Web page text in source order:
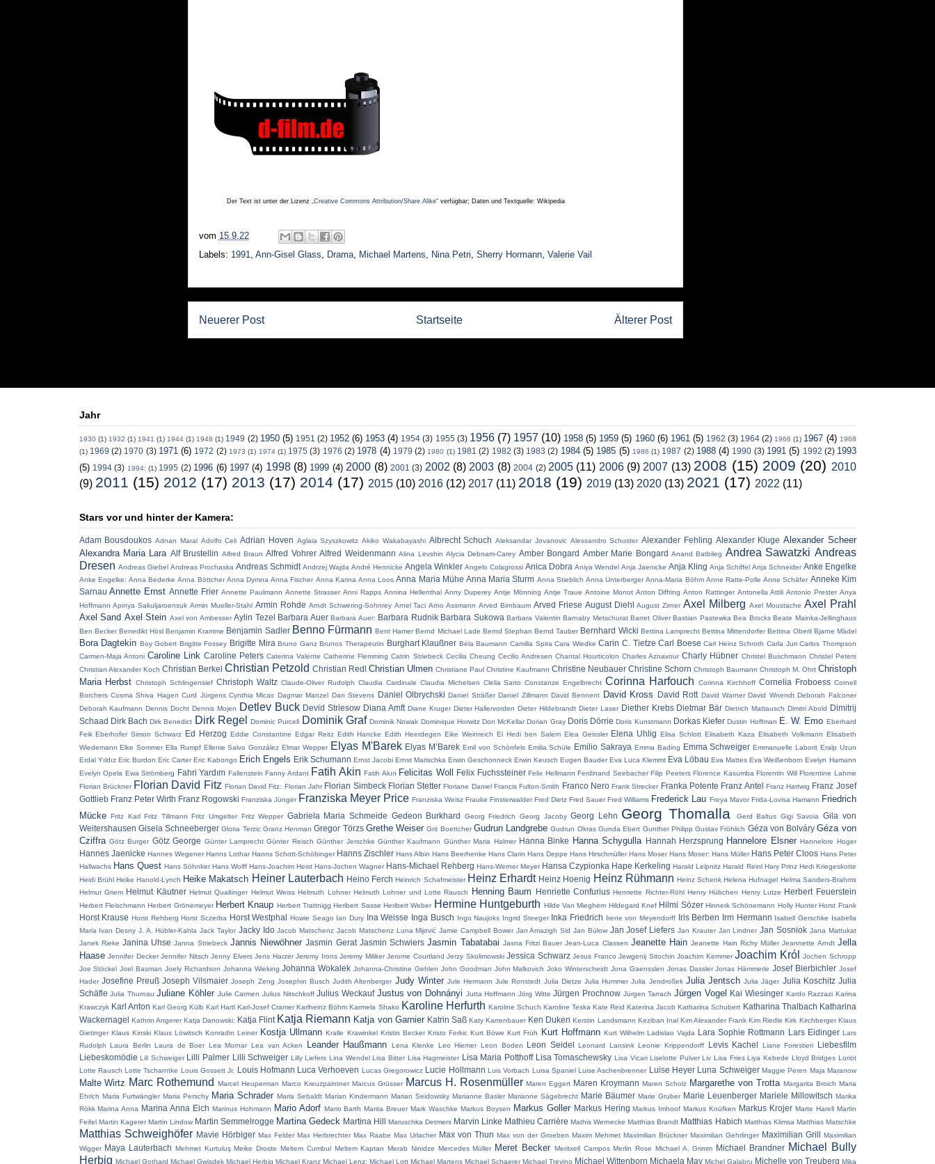
Der Text ist unter der Lizenz „Creative Commons Attribution/Share Alike“verfügbar; Daten und Textquelle: Wikipedia
vom 15.9.22
Labels: 1991 Ann-Gisel Glass Drama, Michael Martens Nina Petri Sherry Hormann, Valerie Vail
Neuerer Post Älterer Post
Startseite
Jahr
1930 (1) 1932 (1) 1941 (1) 1944 (1) 1948 (1) 1949 (2) 1950 (5) 1951 (2) 1952 (6) 1953 (4) 1954 (3) 1955 (3) 1956 (7) 1957 (10) 1958 (5) 1959 (5) 1960 (6) 1961 (5) 1962 (3) 1964 (2) 1966 (1) 1967 (4) 1968
(1) 1969 (2) 1970 (3) 1971 (6) 1972 (2) 1973 (1) 1974 (1) 1975 (3) 1976 (2) 1978 (4) 1979 (2) 1980 (1) 1981 (2) 1982 (3) 1983 (2) 1984 (5) 1985 (5) 1986 (1) 1987 (2) 1988 (4) 1990 (3) 1991 (5) 1992 (2) 1993
(5) 1994 (3) 1994: (1) 1995 (2) 1996 (6) 1997 (4) 1998 (8) 1999 (4) 2000 (8) 2001 (3) 2002 (8) 2003 (8) 2004 (2) 2005 (11) 2006 (9) 2007 (13) 2008 (15) 2009 (20) 2010
(9) 2011 (15) 2012 (17) 2013 (17) 2014 (17) 2015 (10) 2016 (12) 2017 (11) 2018 (19) 2019 (13) 2020 (13) 2021 (17) 2022 (11)
Stars vor und hinter der Kamera:
Adam Bousdoukos Adnan Maral Adolfo Celi Adrian Hoven Aglaia Szyszkowitz Akiko Wakabayashi Albrecht Schuch Aleksandar Jovanovic Alessandro Schuster Alexander Fehling Alexander Kluge Alexander Scheer
Alexandra Maria Lara Alf Brustellin Alfred Braun Alfred Vohrer Alfred Weidenmann Alina Levshin Alycia Debnam-Carey Amber Bongard Amber Marie Bongard Anand Batbileg Andrea Sawatzki Andreas
Dresen Andreas Giebel Andreas Prochaska Andreas Schmidt Andrzej Wajda André Hennicke Angela Winkler Angelo Colagrossi Anica Dobra Aniya Wendel Anja Jaenicke Anja Kling Anja Schiffel Anja Schneider Anke Engelke
Anke Engelke: Anna Bederke Anna Böttcher Anna Dymna Anna Fischer Anna Karina Anna Loos Anna Maria Mühe Anna Maria Sturm Anna Stieblich Anna Unterberger Anna-Maria Böhm Anne Ratte-Polle Anne Schäfer Anneke Kim
Sarnau Annette Ernst Annette Frier Annette Paulmann Annette Strasser Anni Rapps Annina Hellenthal Anny Duperey Antje Mönning Antje Traue Antoine Monot Anton Diffring Anton Rattinger Antonella Attili Antonio Prester Anya
Hoffmann Apinya Sakuljaroensuk Armin Mueller-Stahl Armin Rohde Arndt Schwering-Sohnrey Arnel Taci Arno Assmann Arved Birnbaum Arved Friese August Diehl August Zirner Axel Milberg Axel Moustache Axel Prahl
Axel Sand Axel Stein Axel von Ambesser Aylin Tezel Barbara Auer Barbara Auer: Barbara Rudnik Barbara Sukowa Barbara Valentin Barnaby Metschurat Barret Oliver Bastian Pastewka Bea Brocks Beate Mainka-Jellinghaus
Ben Becker Benedikt Hösl Benjamin Kramme Benjamin Sadler Benno Fürmann Bent Hamer Bernd Michael Lade Bernd Stephan Bernd Tauber Bernhard Wicki Bettina Lamprecht Bettina Mittendorfer Bettina Oberli Bjarne Mädel
Bora Dagtekin Boy Gobert Brigitte Fossey Brigitte Mira Bruno Ganz Brunos Therapeutin Burghart Klaußner Béla Baumann Camilla Spira Cara Wiedke Carin C. Tietze Carl Boese Carl Heinz Schroth Carla Juri Carlos Thompson
Carmen-Maja Antoni Caroline Link Caroline Peters Caterina Valente Catherine Flemming Catrin Striebeck Cecilia Cheung Cecilio Andresen Chantal Hourticolon Charles Aznavour Charly Hübner Christel Buschmann Christel Peters
Christian Alexander Koch Christian Berkel Christian Petzold Christian Redl Christian Ulmen Christiane Paul Christine Kaufmann Christine Neubauer Christine Schorn Christoph Baumann Christoph M. Ohrt Christoph
Maria Herbst Christoph Schlingensief Christoph Waltz Claude-Oliver Rudolph Claudia Cardinale Claudia Michelsen Clelia Sarto Constanze Engelbrecht Corinna Harfouch Corinna Kirchhoff Cornelia Froboess Cornell
Borchers Cosma Shiva Hagen Curd Jürgens Cynthia Micas Dagmar Manzel Dan Stevens Daniel Olbrychski Daniel Sträßer Daniel Zillmann David Bennent David Kross David Rott David Warner David Wnendt Deborah Falconer
Deborah Kaufmann Dennis Docht Dennis Mojen Detlev Buck Devid Striesow Diana Amft Diane Kruger Dieter Hallervorden Dieter Hildebrandt Dieter Laser Diether Krebs Dietmar Bär Dietrich Mattausch Dimitri Abold Dimitrij
Schaad Dirk Bach Dirk Benedict Dirk Regel Dominic Purcell Dominik Graf Dominik Nowak Dominique Horwitz Don McKellar Dorian Gray Doris Dörrie Doris Kunstmann Dorkas Kiefer Dustin Hoffman E. W. Emo Eberhard
Feik Eberhofer Simon Schwarz Ed Herzog Eddie Constantine Edgar Reitz Edith Hancke Edith Heerdegen Eike Weinreich El Hedi ben Salem Elea Geissler Elena Uhlig Elisa Schlott Elisabeth Kaza Elisabeth Volkmann Elisabeth
Wiedemann Elke Sommer Ella Rumpf Ellenie Salvo González Elmar Wepper Elyas M'Barek Elyas M’Barek Emil von Schönfels Emilia Schüle Emilio Sakraya Emma Bading Emma Schweiger Emmanuelle Laborit Eralp Uzun
Erdal Yıldız Eric Burdon Eric Carter Eric Kabongo Erich Engels Erik Schumann Ernst Jacobi Ernst Marischka Erwin Geschonneck Erwin Keusch Eugen Bauder Eva Luca Klemmt Eva Löbau Eva Mattes Eva Weißenborn Evelyn Hamann
Evelyn Opela Ewa Strömberg Fahri Yardım Fallenstein Fanny Ardant Fatih Akin Fatih Akın Felicitas Woll Felix Fuchssteiner Felix Hellmann Ferdinand Seebacher Filip Peeters Florence Kasumba Florentin Will Florentine Lahme
Florian Brückner Florian David Fitz Florian David Fitz: Florian Jahr Florian Simbeck Florian Stetter Floriane Daniel Francis Fulton-Smith Franco Nero Frank Strecker Franka Potente Franz Antel Franz Hartwig Franz Josef
Gottlieb Franz Peter Wirth Franz Rogowski Franziska Jünger Franziska Meyer Price Franziska Weisz Frauke Finsterwalder Fred Dietz Fred Sauer Fred Williams Frederick Lau Freya Mavor Frida-Lovisa Hamann Friedrich
Mücke Fritz Karl Fritz Tillmann Fritz Umgelter Fritz Wepper Gabriela Maria Schmeide Gedeon Burkhard Georg Friedrich Georg Jacoby Georg Lehn Georg Thomalla Gerd Baltus Gigi Savoia
Gila von
Weitershausen Gisela Schneeberger Gloria Terzic Granz Henman Gregor Törzs Grethe Weiser Grit Boettcher Gudrun Landgrebe Gudrun Okras Gunda Ebert Gunther Philipp Gustav Fröhlich Géza von Bolváry Géza von
Cziffra Götz Burger Götz George Günter Lamprecht Günter Reisch Günther Jerschke Günther Kaufmann Günther Maria Halmer Hanna Binke Hanna Schygulla Hannah Herzsprung Hannelore Elsner Hannelore Hoger
Hannes Jaenicke Hannes Wegener Hanns Lothar Hanns Schott-Schöbinger Hanns Zischler Hans Albin Hans Beerhenke Hans Clarin Hans Deppe Hans Hirschmüller Hans Moser Hans Moser: Hans Müller Hans Peter Cloos Hans Peter
Hallwachs Hans Quest Hans Söhnker Hans Wolff Hans-Joachim Heist Hans-Jochen Wagner Hans-Michael Rehberg Hans-Werner Meyer Hansa Czypionka Hape Kerkeling Harald Leipnitz Harald Reinl Hary Prinz Hedi Kriegeskotte
Heidi Brühl Heike Hanold-Lynch Heike Makatsch Heiner Lauterbach Heino Ferch Heinrich Schafmeister Heinz Erhardt Heinz Hoenig Heinz Rühmann Heinz Schenk Helena Hufnagel Helma Sanders-Brahms
Helmut Griem Helmut Käutner Helmut Qualtinger Helmut Weiss Helmuth Lohner Helmuth Lohner und Lotte Rausch Henning Baum Henriette Confurius Henriette Richter-Röhl Henry Hübchen Henry Lutze Herbert Feuerstein
Herbert Fleischmann Herbert Grönemeyer Herbert Knaup Herbert Trattnigg Heribert Sasse Heribert Weber Hermine Huntgeburth Hilde Van Mieghem Hildegard Knef Hilmi Sözer Hinnerk Schönemann Holly Hunter Horst Frank
Horst Krause Horst Rehberg Horst Sczerba Horst Westphal Howie Seago Ian Dury Ina Weisse Inga Busch Ingo Naujoks Ingrid Steeger Inka Friedrich Irene von Meyendorff Iris Berben Irm Hermann Isabell Gerschke Isabella
Maria Ivan Desny J. A. Hübler-Kahla Jack Taylor Jacky Ido Jacob Matschenz Jacob Matschenz Luna Mijović Jamie Campbell Bower Jan Amazigh Sid Jan Bülow Jan Josef Liefers Jan Krauter Jan Lindner Jan Sosniok Jana Mattukat
Janek Rieke Janina Uhse Janna Striebeck Jannis Niewöhner Jasmin Gerat Jasmin Schwiers Jasmin Tabatabai Jasna Fritzi Bauer Jean-Luca Classen Jeanette Hain Jeanette Hain Richy Müller Jeannette Arndt Jella
Haase Jennifer Decker Jennifer Nitsch Jenny Elvers Jens Harzer Jeremy Irons Jeremy Miliker Jerome Courtland Jerzy Skolimowski Jessica Schwarz Jesus Franco Jewgenij Sitochin Joachim Kemmer Joachim Król
Jochen Schropp
Joe Stöckel Joel Basman Joely Richardson Johanna Wieking Johanna Wokalek Johanna-Christine Gehlen John Goodman John Malkovich Joko Winterscheidt Jona Gaensslen Jonas Dassler Jonas Hämmerle Josef Bierbichler Josef
Hader Josefine Preuß Joseph Vilsmaier Joseph Zeng Josephin Busch Judith Altenberger Judy Winter Jule Hermann Jule Ronstedt Julia Dietze Julia Hummer Julia Jendroßek Julia Jentsch Julia Jäger Julia Koschitz Julia
Schäfle Julia Thurnau Juliane Köhler Julie Carmen Julius Nitschkoff Julius Weckauf Justus von Dohnányi Jutta Hoffmann Jörg Witte Jürgen Prochnow Jürgen Tarrach Jürgen Vogel Kai Wiesinger Kardo Razzazi Karina
Krawczyk Karl Anton Karl Georg Külb Karl Hartl Karl-Josef Cramer Karlheinz Böhm Karmela Shako Karoline Herfurth Karoline Schuch Karoline Teska Kate Reid Katerina Jacob Katharina Schubert Katharina Thalbach Katharina
Wackernagel Kathrin Angerer Katja Danowski: Katja Flint Katja Riemann Katja von Garnier Katrin Saß Katy Karrenbauer Ken Duken Kerstin Landsmann Keziban Inal Kim Alexander Frank Kim Riedle Kirk Kirchberger Klaus
Gietinger Klaus Kinski Klaus Löwitsch Konradin Leiner Kostja Ullmann Kralle Krawinkel Kristin Becker Kristo Ferkic Kurt Böwe Kurt Früh Kurt Hoffmann Kurt Wilhelm Ladislao Vajda Lara Sophie Rottmann Lars Eidinger Lars
Rudolph Laura Berlin Laura de Boer Lea Mornar Lea van Acken Leander Haußmann Lena Klenke Leo Hiemer Leon Boden Leon Seidel Leonard Lansink Leonie Krippendorff Levis Kachel Liane Forestieri
Liebesfilm
Liebeskomödie Lill Schweiger Lilli Palmer Lilli Schweiger Lilly Liefers Lina Wendel Lisa Bitter Lisa Hagmeister Lisa Maria Potthoff Lisa Tomaschewsky Lisa Vicari Liselotte Pulver Liv Lisa Fries Liya Kebede Lloyd Bridges Loriot
Lotte Rausch Lotte Tscharntke Louis Gossett Jr. Louis Hofmann Luca Verhoeven Lucas Gregorowicz Lucie Hollmann Luis Vorbach Luisa Spaniel Luise Aschenbrenner Luise Heyer Luna Schweiger Maggie Peren Maja Maranow
Malte Wirtz Marc Rothemund Marcel Heuperman Marco Kreuzpaintner Marcus Grüsser Marcus H. Rosenmüller Maren Eggert Maren Kroymann Maren Scholz Margarethe von Trotta Margarita Broich Maria
Ehrich Maria Furtwängler Maria Perschy Maria Schrader Maria Sebaldt Marian Kindermann Marian Seidowsky Marianne Basler Marianne Sägebrecht Marie Bäumer Marie Gruber Marie Leuenberger Mariele Millowitsch Marika
Rökk Marina Anna Marina Anna Eich Marinus Hohmann Mario Adorf Mario Barth Marita Breuer Mark Waschke Markus Boysen Markus Goller Markus Hering Markus Imhoof Markus Knüfken Markus Krojer Marte Harell Martin
Feifel Martin Kagerer Martin Lindow Martin Semmelrogge Martina Gedeck Martina Hill Maruschka Detmers Marvin Linke Mathieu Carrière Mathis Wernecke Matthias Brandt Matthias Habich Matthias Klimsa Matthias Matschke
Matthias Schweighöfer Mavie Hörbiger Max Felder Max Herbrechter Max Raabe Max Urlacher Max von Thun Max von der Groeben Maxim Mehmet Maximilian Brückner Maximilian Gehrlinger Maximilian Grill Maximilian
Wigger Maya Lauterbach Mehmet Kurtuluş Meike Droste Meltem Cumbul Meltem Kaptan Merab Ninidze Mercedes Müller Meret Becker Meritxell Campos Merlin Rose Michael A. Grimm Michael Brandner Michael Bully
Herbig Michael Gothard Michael Gwisdek Michael Herbig Michael Kranz Michael Lenz: Michael Lott Michael Martens Michael Schaerer Michael Trevino Michael Wittenborn Michaela May Michel Galabru Michelle von Treuberg Mika